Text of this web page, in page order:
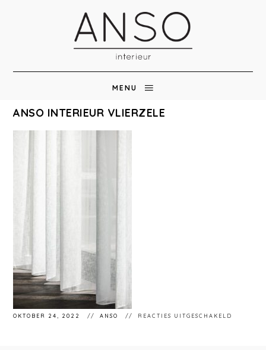
MENU
ANSO INTERIEUR VLIERZELE
OKTOBER 24, 2022 ANSO REACTIES UITGESCHAKELD